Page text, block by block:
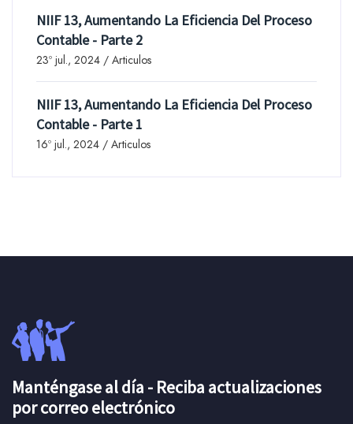
NIIF 13, Aumentando La Eficiencia Del Proceso
Contable - Parte 2
23º jul., 2024 / Articulos
NIIF 13, Aumentando La Eficiencia Del Proceso
Contable - Parte 1
16º jul., 2024 / Articulos
Manténgase al día - Reciba actualizaciones
por correo electrónico